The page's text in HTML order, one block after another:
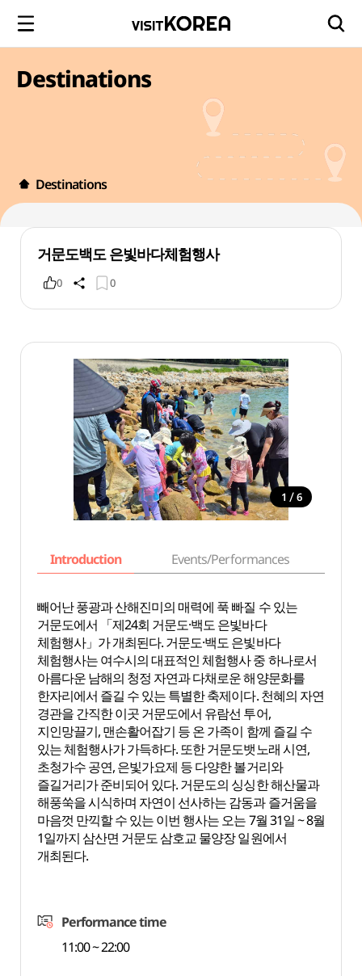
Destinations
Destinations
거문도백도 은빛바다체험행사
0 0
1 / 6
Introduction Events/Performances
빼어난 풍광과 산해진미의 매력에 푹 빠질 수 있는
거문도에서 「제24회 거문도·백도 은빛바다
체험행사」가 개최된다. 거문도·백도 은빛바다
체험행사는 여수시의 대표적인 체험행사 중 하나로서
아름다운 남해의 청정 자연과 다채로운 해양문화를
한자리에서 즐길 수 있는 특별한 축제이다. 천혜의 자연
경관을 간직한 이곳 거문도에서 유람선 투어,
지인망끌기, 맨손활어잡기 등 온 가족이 함께 즐길 수
있는 체험행사가 가득하다. 또한 거문도뱃노래 시연,
초청가수 공연, 은빛가요제 등 다양한 볼거리와
즐길거리가 준비되어 있다. 거문도의 싱싱한 해산물과
해풍쑥을 시식하며 자연이 선사하는 감동과 즐거움을
마음껏 만끽할 수 있는 이번 행사는 오는 7월 31일 ~ 8월
1일까지 삼산면 거문도 삼호교 물양장 일원에서
개최된다.
Performance time
11:00 ~ 22:00